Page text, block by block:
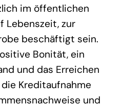
im öffentlichen
Lebenszeit, zur
beschäftigt sein.
Bonität, ein
und das Erreichen
Kreditaufnahme
und